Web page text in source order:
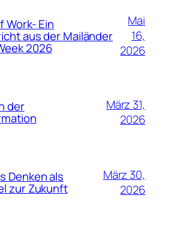
Work- Ein
aus der Mailänder
2026
Mai
16,
2026
der
März 31,
2026
Denken als
zur Zukunft
März 30,
2026